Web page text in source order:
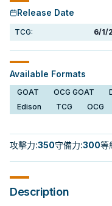
Release Date
TCG: 6/1/
Available Formats
GOAT OCG GOAT
Edison
TCG OCG
攻擊力:350守備力:300等
Description